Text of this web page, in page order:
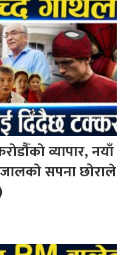
व्यापार, नयाँ
सपना छोराले